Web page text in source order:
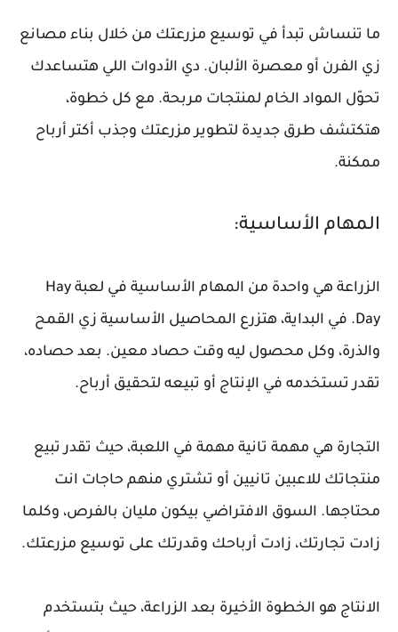
ما تنساش تبدأ في توسيع مزرعتك من خلال بناء مصانع
زي الفرن أو معصرة الألبان. دي الأدوات اللي هتساعدك
تحوّل المواد الخام لمنتجات مربحة. مع كل خطوة،
هتكتشف طرق جديدة لتطوير مزرعتك وجذب أكتر أرباح
ممكنة.
المهام الأساسية:
الزراعة هي واحدة من المهام الأساسية في لعبة Hay
Day. في البداية، هتزرع المحاصيل الأساسية زي القمح
والذرة، وكل محصول ليه وقت حصاد معين. بعد حصاده،
تقدر تستخدمه في الإنتاج أو تبيعه لتحقيق أرباح.
التجارة هي مهمة تانية مهمة في اللعبة، حيث تقدر تبيع
منتجاتك للاعبين تانيين أو تشتري منهم حاجات انت
محتاجها. السوق الافتراضي بيكون مليان بالفرص، وكلما
زادت تجارتك، زادت أرباحك وقدرتك على توسيع مزرعتك.
الانتاج هو الخطوة الأخيرة بعد الزراعة، حيث بتستخدم